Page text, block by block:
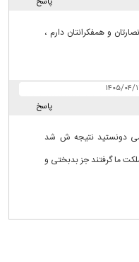
و همفکرانتان دارم ،
پاسخ
پیروزی می دونستید نتیجه ش شد
ما گرفتند جز بدبختی و